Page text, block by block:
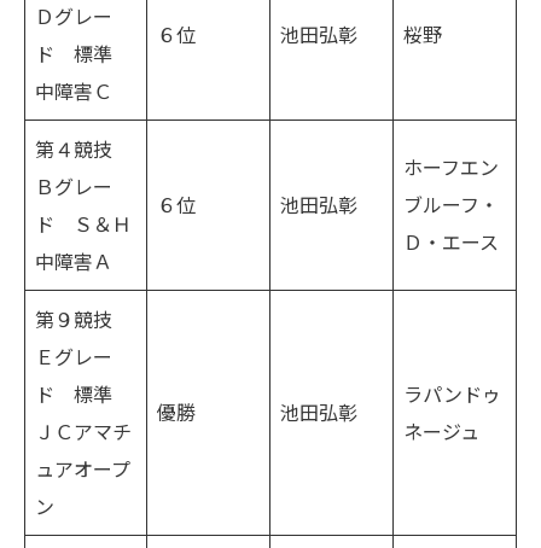
Ｄグレー
ド 標準
中障害Ｃ
６位 池田弘彰 桜野
第４競技
Ｂグレー
ド Ｓ＆Ｈ
中障害Ａ
６位 池田弘彰
ホーフエン
ブルーフ・
Ｄ・エース
第９競技
Ｅグレー
ド 標準
ＪＣアマチ
ュアオープ
ン
優勝 池田弘彰
ラパンドゥ
ネージュ